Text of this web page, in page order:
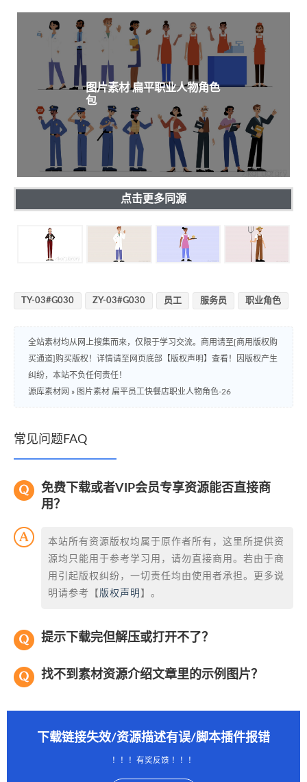
图片素材 扁平职业人物角色
包
点击更多同源
TY-03#G030 ZY-03#G030 员工 服务员 职业角色
全站素材均从网上搜集而来，仅限于学习交流。商用请至[商用版权购
买通道]购买版权！详情请至网页底部【版权声明】查看！因版权产生
纠纷，本站不负任何责任！
源库素材网 » 图片素材 扁平员工快餐店职业人物角色-26
常见问题FAQ
免费下载或者VIP会员专享资源能否直接商
用？
本站所有资源版权均属于原作者所有，这里所提供资
源均只能用于参考学习用，请勿直接商用。若由于商
用引起版权纠纷，一切责任均由使用者承担。更多说
明请参考【 版权声明 】。
提示下载完但解压或打开不了？
找不到素材资源介绍文章里的示例图片？
下载链接失效/资源描述有误/脚本插件报错
！！！有奖反馈 ！！！